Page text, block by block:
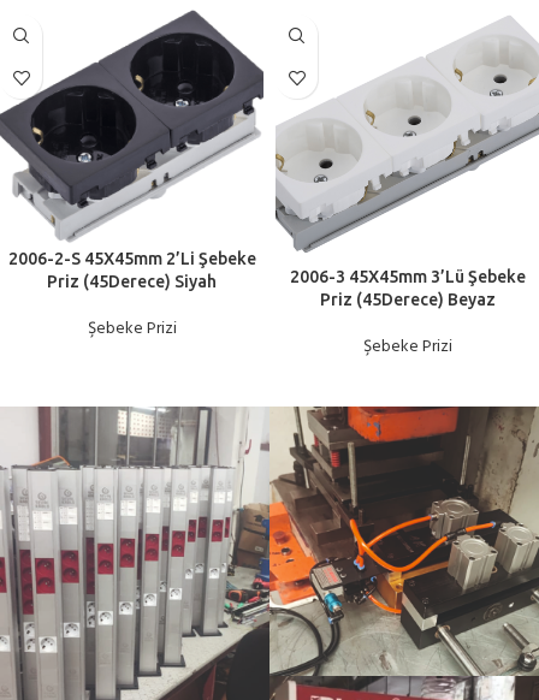
2006-2-S 45X45mm 2’Li Şebeke
Priz (45Derece) Siyah
Şebeke Prizi
2006-3 45X45mm 3’Lü Şebeke
Priz (45Derece) Beyaz
Şebeke Prizi